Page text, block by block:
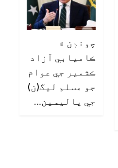
چونڊن ۾
ڪاميابي آزاد
ڪشمير جي عوام
جو مسلم ليگ(ن)
جي پاليسين…